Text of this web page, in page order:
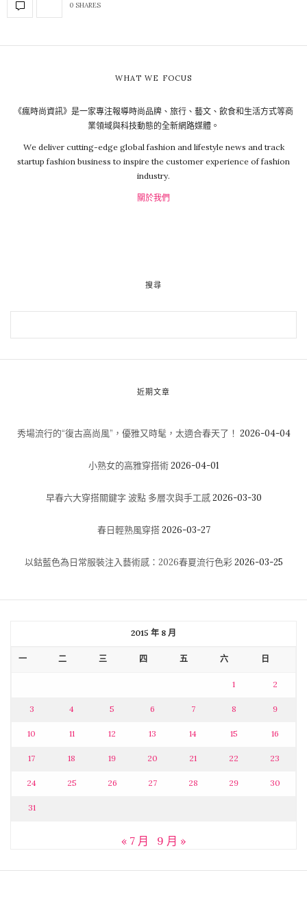
0 SHARES
WHAT WE FOCUS
《瘋時尚資訊》是一家專注報導時尚品牌、旅行、藝文、飲食和生活方式等商
業領域與科技動態的全新網路媒體。
We deliver cutting-edge global fashion and lifestyle news and track
startup fashion business to inspire the customer experience of fashion
industry.
關於我們
搜尋
近期文章
秀場流行的“復古高尚風”，優雅又時髦，太適合春天了！ 2026-04-04
小熟女的高雅穿搭術 2026-04-01
早春六大穿搭關鍵字 波點 多層次與手工感 2026-03-30
春日輕熟風穿搭 2026-03-27
以鈷藍色為日常服裝注入藝術感：2026春夏流行色彩 2026-03-25
2015 年 8 月
一 二 三 四 五 六 日
1 2
3 4 5 6 7 8 9
10 11 12 13 14 15 16
17 18 19 20 21 22 23
24 25 26 27 28 29 30
31
« 7 月 9 月 »